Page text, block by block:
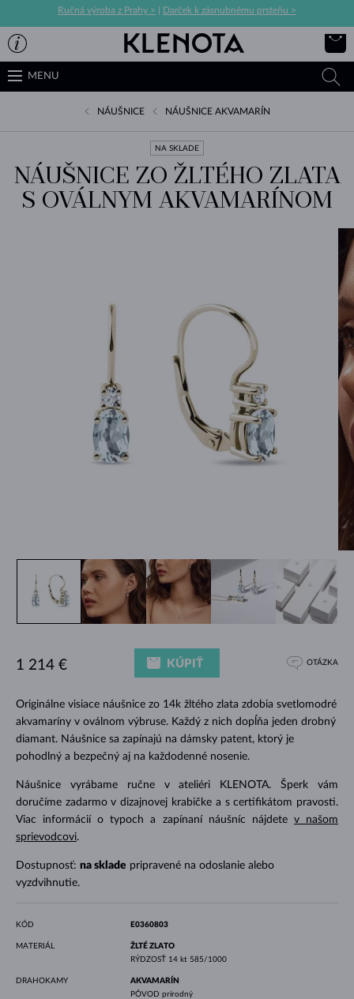
Ručná výroba z Prahy > Darček k zásnubnému prsteňu >
MENU
NÁUŠNICE NÁUŠNICE AKVAMARÍN
NA SKLADE
NÁUŠNICE ZO ŽLTÉHO ZLATA
S OVÁLNYM AKVAMARÍNOM
Originálne visiace náušnice zo 14k žltého zlata zdobia svetlomodré
akvamaríny v oválnom výbruse. Každý z nich dopĺňa jeden drobný
diamant. Náušnice sa zapínajú na dámsky patent, ktorý je
pohodlný a bezpečný aj na každodenné nosenie.
Náušnice vyrábame ručne v ateliéri KLENOTA. Šperk vám
doručíme zadarmo v dizajnovej krabičke a s certifikátom pravosti.
Viac informácií o typoch a zapínaní náušníc nájdete v našom
sprievodcovi.
Dostupnosť: na sklade pripravené na odoslanie alebo
vyzdvihnutie.
1 214 € KÚPIŤ OTÁZKA
KÓD E0360803
MATERIÁL
ŽLTÉ ZLATO
RÝDZOSŤ 14 kt 585/1000
DRAHOKAMY
AKVAMARÍN
PÔVOD prírodný